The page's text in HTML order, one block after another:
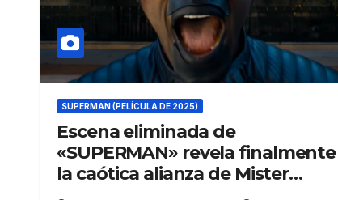
SUPERMAN (PELÍCULA DE 2025)
Escena eliminada de
«SUPERMAN» revela finalmente
la caótica alianza de Mister
Terrific con Krypto